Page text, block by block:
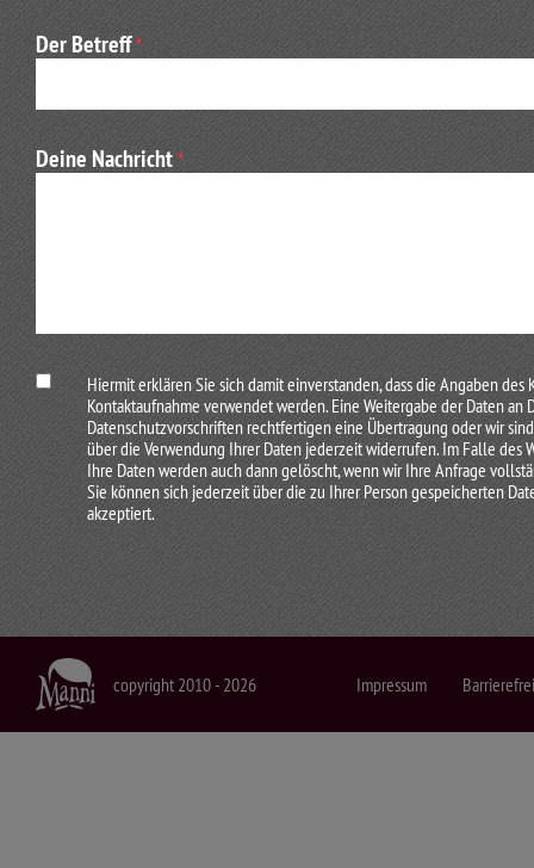
Im Kopf des Chefs Titika kristallisiert sich in
beibringen. Ich soll ihm einfach ein Stück Papier bringen
Zunächst aber geht’s weiter nach Plan. Feuermachen
ein Reißigbündel mit Mannis Blashilfe zum Auflodern
überreiche es Titika. Der reicht es an einen
Massai, wie das Leben in so einer Lehmhütte funktioniert.
werde ein Knabe zum Manne. Ob das tatsächlich eine
Massai-Schausteller wirklich hier wohnen, wo sie ihren
Mikrowelle steht.
Der nächste Akt ist der eigentliche. Wir werden an die
sind. Wir sind gewillt, ein paar Sachen zu kaufen. Der uns
Titika fragt mich, ob ich ihm meine Uhr verkaufe. 50
Wo ist mein Tagebuch? Nicht dass es die Massai
Der Betreff*
Deine Nachricht *
Hiermit erklären Sie sich damit einverstanden, dass die Angaben
Kontaktaufnahme verwendet werden. Eine Weitergabe der Daten
Datenschutzvorschriften rechtfertigen eine Übertragung oder wir
über die Verwendung Ihrer Daten jederzeit widerrufen. Im Falle
Ihre Daten werden auch dann gelöscht, wenn wir Ihre Anfrage
Sie können sich jederzeit über die zu Ihrer Person gespeicherten
akzeptiert.
copyright 2010 - 2026 Impressum